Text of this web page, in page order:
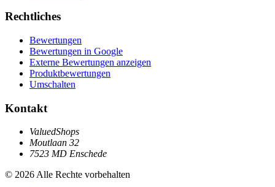
Rechtliches
Bewertungen
Bewertungen in Google
Externe Bewertungen anzeigen
Produktbewertungen
Umschalten
Kontakt
ValuedShops
Moutlaan 32
7523 MD Enschede
© 2026 Alle Rechte vorbehalten